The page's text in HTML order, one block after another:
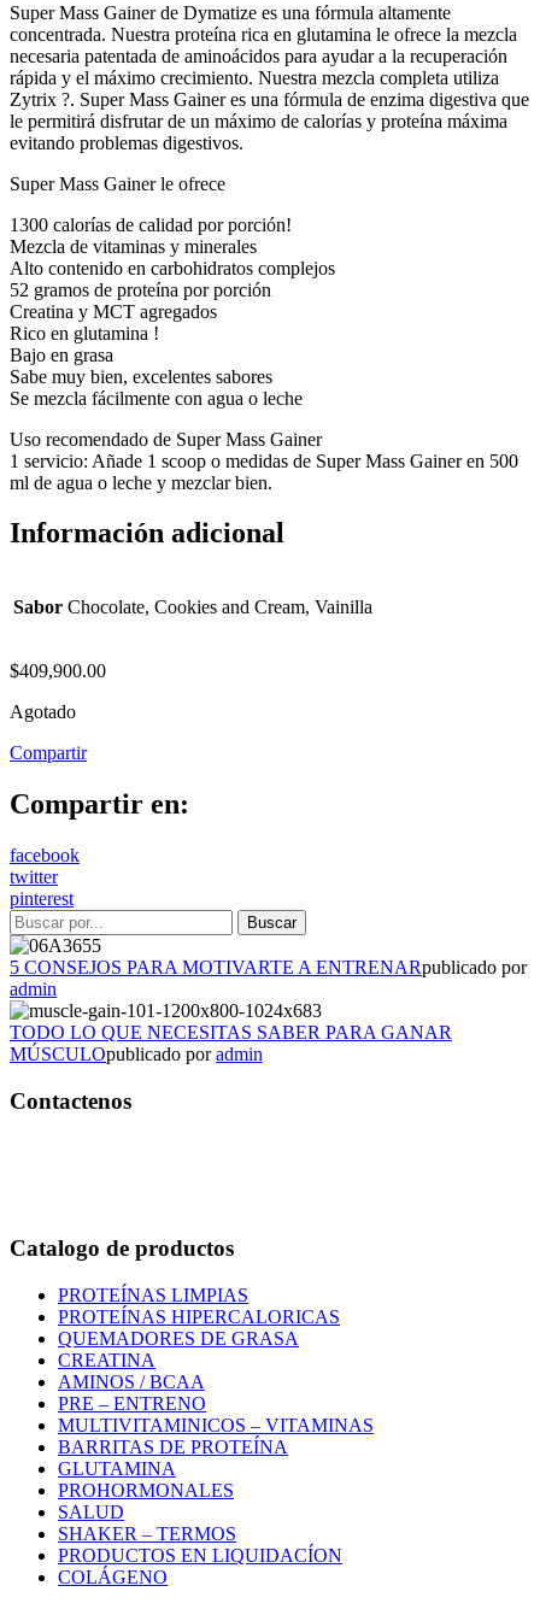
Super Mass Gainer de Dymatize es una fórmula altamente
concentrada. Nuestra proteína rica en glutamina le ofrece la mezcla
necesaria patentada de aminoácidos para ayudar a la recuperación
rápida y el máximo crecimiento. Nuestra mezcla completa utiliza
Zytrix ?. Super Mass Gainer es una fórmula de enzima digestiva que
le permitirá disfrutar de un máximo de calorías y proteína máxima
evitando problemas digestivos.
Super Mass Gainer le ofrece
1300 calorías de calidad por porción!
Mezcla de vitaminas y minerales
Alto contenido en carbohidratos complejos
52 gramos de proteína por porción
Creatina y MCT agregados
Rico en glutamina !
Bajo en grasa
Sabe muy bien, excelentes sabores
Se mezcla fácilmente con agua o leche
Uso recomendado de Super Mass Gainer
1 servicio: Añade 1 scoop o medidas de Super Mass Gainer en 500
ml de agua o leche y mezclar bien.
Información adicional
Sabor Chocolate, Cookies and Cream, Vainilla
$409,900.00
Agotado
Compartir
Compartir en:
facebook
twitter
pinterest
5 CONSEJOS PARA MOTIVARTE A ENTRENARpublicado por
admin
TODO LO QUE NECESITAS SABER PARA GANAR
MÚSCULOpublicado poradmin
Contactenos
Catalogo de productos
PROTEÍNAS LIMPIAS
PROTEÍNAS HIPERCALORICAS
QUEMADORES DE GRASA
CREATINA
AMINOS / BCAA
PRE – ENTRENO
MULTIVITAMINICOS – VITAMINAS
BARRITAS DE PROTEÍNA
GLUTAMINA
PROHORMONALES
SALUD
SHAKER – TERMOS
PRODUCTOS EN LIQUIDACÍON
COLÁGENO